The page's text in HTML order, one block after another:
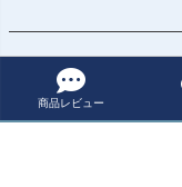
商品レビュー